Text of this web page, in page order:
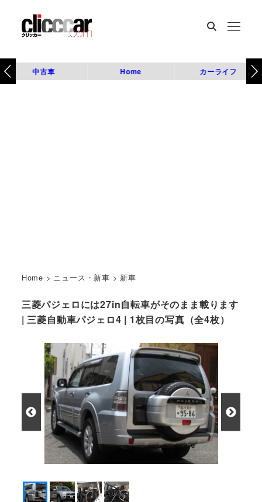
中古車 Home カーライフ
Home > ニュース・新車 > 新車
三菱パジェロには27in自転車がそのまま載ります
| 三菱自動車パジェロ4 | 1枚目の写真（全4枚）